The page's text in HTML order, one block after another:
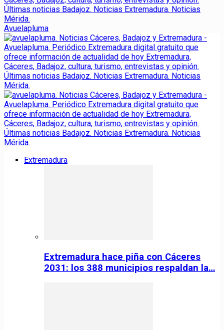
Avuelapluma
Extremadura
Extremadura hace piña con Cáceres
2031: los 388 municipios respaldan la…